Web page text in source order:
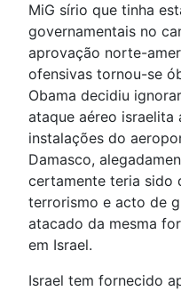
MiG sírio que tinha
governamentais no
aprovação norte-
ofensivas tornou-se
Obama decidiu
ataque aéreo israelita
instalações do
Damasco,
certamente teria sido
terrorismo e acto de
atacado da mesma
em Israel.
Israel tem fornecido